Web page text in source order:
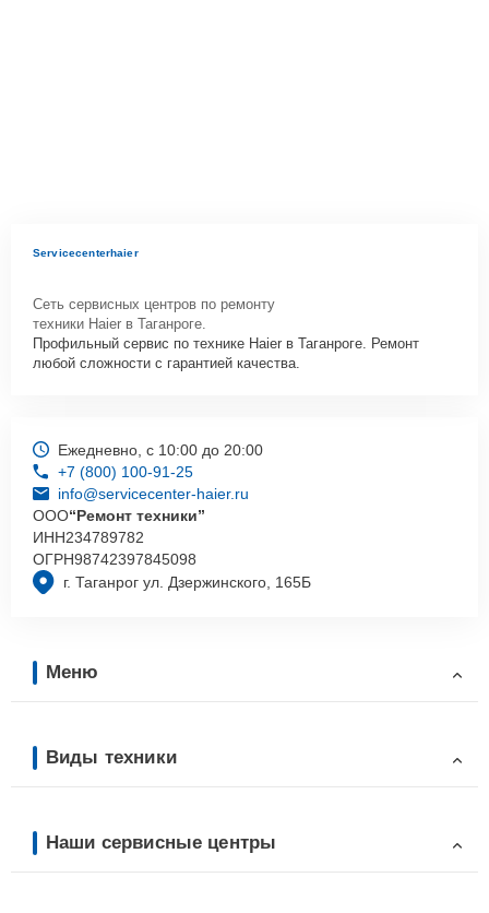
Servicecenterhaier
Сеть сервисных центров по ремонту
техники Haier в Таганроге.
Профильный сервис по технике Haier в Таганроге. Ремонт
любой сложности с гарантией качества.
г. Таганрог ул. Дзержинского, 165Б
Ежедневно, с 10:00 до 20:00
+7 (800) 100-91-25
info@servicecenter-haier.ru
ООО“Ремонт техники”
ИНН234789782
ОГРН98742397845098
Меню
Виды техники
Наши сервисные центры